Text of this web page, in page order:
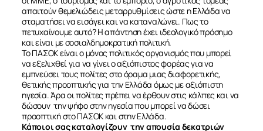
απαιτούν θεμελιώδεις μεταρρυθμίσεις ώστε η Ελλάδα να
σταματήσει να εισάγει και να καταναλώνει. Πως το
πετυχαίνουμε αυτό? Η απάντηση έχει ιδεολογικό πρόσημο
και είναι με σοσιαλδημοκρατική πολιτική.
Το ΠΑΣΟΚ είναι ο μόνος πολιτικός οργανισμός που μπορεί
να εξελιχθεί για να γίνει ο αξιόπιστος φορέας για να
εμπνεύσει τους πολίτες στο όραμα μιας διαφορετικής,
θετικής προοπτικής για την Ελλάδα όμως με αξιόπιστη
ηγεσία. Άρα οι πολίτες πρέπει να έρθουν στις κάλπες και να
δώσουν την ψήφο στην ηγεσία που μπορεί να δώσει
προοπτική στο ΠΑΣΟΚ και στην Ελλάδα.
Κάποιοι σας καταλογίζουν την απουσία δεκατριών